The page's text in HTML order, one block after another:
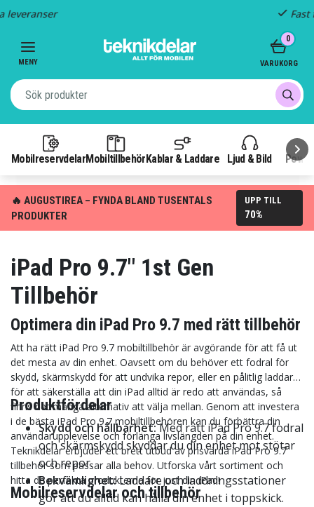
MENY
MobilreservdelarMobiltillbehör Kablar & Laddare Ljud & Bild
0
VARUKORG
🔥 AUGUSTIREA – FYNDA BLAND TUSENTALS
PRODUKTER
UPP TILL
70%
iPad Pro 9.7" 1st Gen
Tillbehör
Optimera din iPad Pro 9.7 med rätt tillbehör
Att ha rätt iPad Pro 9.7 mobiltillbehör är avgörande för att få ut
det mesta av din enhet. Oavsett om du behöver ett fodral för
skydd, skärmskydd för att undvika repor, eller en pålitlig laddare
för att säkerställa att din iPad alltid är redo att användas, så
finns det många alternativ att välja mellan. Genom att investera
i de bästa iPad Pro 9.7 mobiltillbehören kan du förbättra din
användarupplevelse och förlänga livslängden på din enhet.
Teknikdelar erbjuder ett brett utbud av prisvärda iPad Pro 9.7
tillbehör som passar alla behov. Utforska vårt sortiment och
hitta de perfekta produkterna för just din iPad!
Produktfördelar
Skydd och hållbarhet:Med rätt iPad Pro 9.7 fodral
och skärmskydd skyddar du din enhet mot stötar
och repor.
Bekvämlighet:Laddare och laddningsstationer
gör att du alltid kan hålla din enhet i toppskick.
Mobilreservdelar och tillbehör